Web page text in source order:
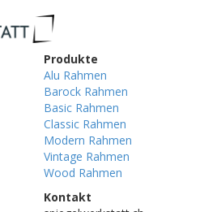
Produkte
Alu Rahmen
Barock Rahmen
Basic Rahmen
Classic Rahmen
Modern Rahmen
Vintage Rahmen
Wood Rahmen
Kontakt